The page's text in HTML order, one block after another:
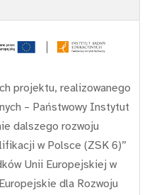
projektu, realizowanego
– Państwowy Instytut
dalszego rozwoju
w Polsce (ZSK 6)”
Unii Europejskiej w
dla Rozwoju